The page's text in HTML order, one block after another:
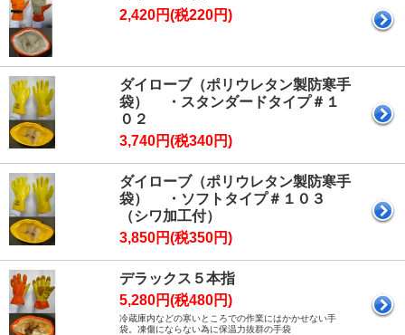
2,420円(税220円)
ダイローブ（ポリウレタン製防寒手
袋） ・スタンダードタイプ＃１
０２
3,740円(税340円)
ダイローブ（ポリウレタン製防寒手
袋） ・ソフトタイプ＃１０３
（シワ加工付）
3,850円(税350円)
デラックス５本指
5,280円(税480円)
冷蔵庫内などの寒いところでの作業にはかかせない手
袋。凍傷にならない為に保温力抜群の手袋